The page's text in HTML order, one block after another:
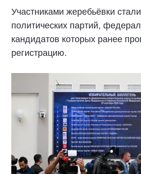
Участниками жеребьёвки
политических партий,
кандидатов которых ранее
регистрацию.